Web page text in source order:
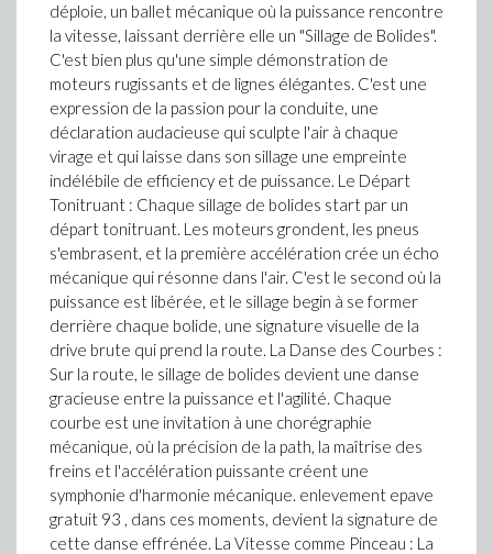
déploie, un ballet mécanique où la puissance rencontre
la vitesse, laissant derrière elle un "Sillage de Bolides".
C'est bien plus qu'une simple démonstration de
moteurs rugissants et de lignes élégantes. C'est une
expression de la passion pour la conduite, une
déclaration audacieuse qui sculpte l'air à chaque
virage et qui laisse dans son sillage une empreinte
indélébile de efficiency et de puissance. Le Départ
Tonitruant : Chaque sillage de bolides start par un
départ tonitruant. Les moteurs grondent, les pneus
s'embrasent, et la première accélération crée un écho
mécanique qui résonne dans l'air. C'est le second où la
puissance est libérée, et le sillage begin à se former
derrière chaque bolide, une signature visuelle de la
drive brute qui prend la route. La Danse des Courbes :
Sur la route, le sillage de bolides devient une danse
gracieuse entre la puissance et l'agilité. Chaque
courbe est une invitation à une chorégraphie
mécanique, où la précision de la path, la maîtrise des
freins et l'accélération puissante créent une
symphonie d'harmonie mécanique. enlevement epave
gratuit 93 , dans ces moments, devient la signature de
cette danse effrénée. La Vitesse comme Pinceau : La